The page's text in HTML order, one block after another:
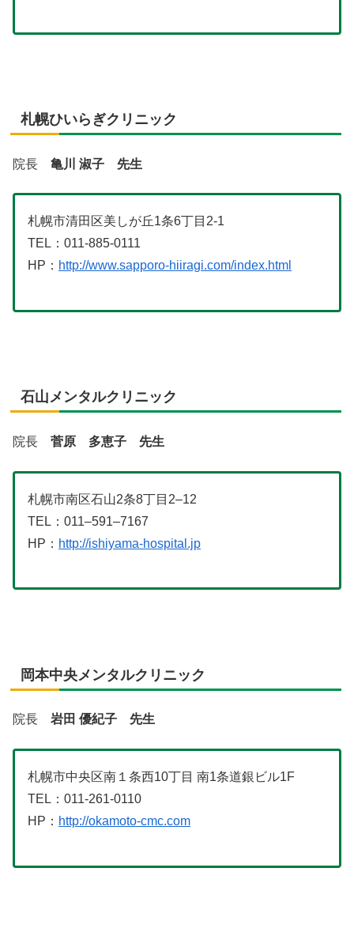
札幌ひいらぎクリニック
院長 亀川 淑子 先生
札幌市清田区美しが丘1条6丁目2-1
TEL：011-885-0111
HP： http://www.sapporo-hiiragi.com/index.html
石山メンタルクリニック
院長 菅原 多恵子 先生
札幌市南区石山2条8丁目2–12
TEL：011–591–7167
HP： http://ishiyama-hospital.jp
岡本中央メンタルクリニック
院長 岩田 優紀子 先生
札幌市中央区南１条西10丁目 南1条道銀ビル1F
TEL：011-261-0110
HP： http://okamoto-cmc.com